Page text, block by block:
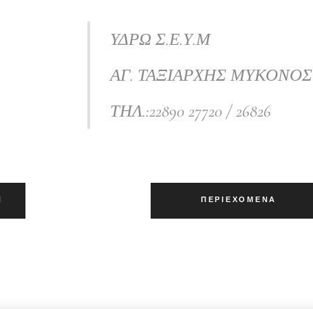
ΥΔΡΩ Σ.Ε.Υ.Μ
ΑΓ. ΤΑΞΙΑΡΧΗΣ ΜΥΚΟΝΟΣ
ΤΗΛ.:22890 27720 / 26826
ΠΕΡΙΕΧΌΜΕΝΑ